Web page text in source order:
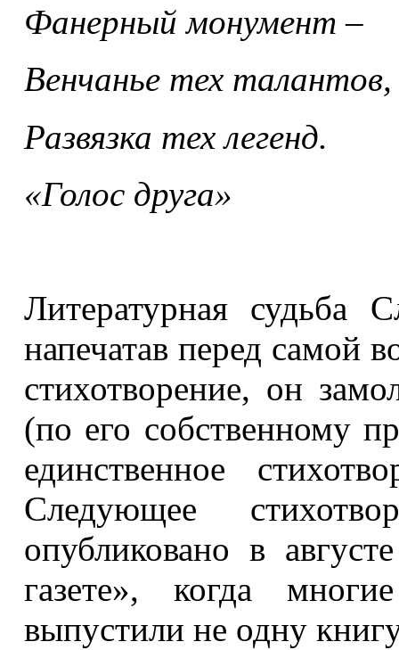
Фанерный монумент –
Венчанье тех талантов,
Развязка тех легенд.
«Голос друга»
Литературная судьба
напечатав перед самой
стихотворение, он
(по его собственному
единственное
Следующее
опубликовано в
газете», когда
выпустили не одну